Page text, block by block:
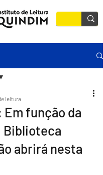
Em função da
Biblioteca
abrirá nesta
leitura